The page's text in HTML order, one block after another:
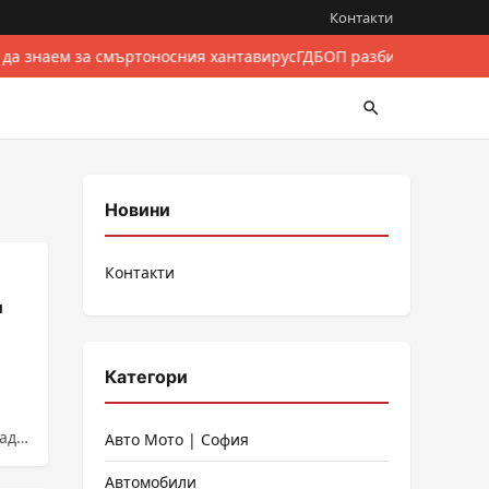
Контакти
знаем за смъртоносния хантавирусГДБОП разби
Новини
Контакти
Категори
Авто Мото | София
Автомобили